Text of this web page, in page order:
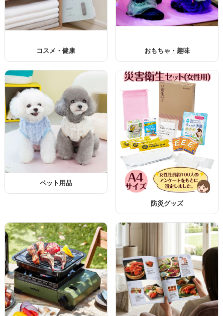
コスメ・健康 おもちゃ・趣味
ペット用品
防災グッズ